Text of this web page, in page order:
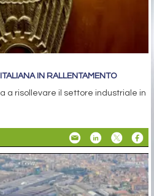
IN RALLENTAMENTO
a risollevare il settore industriale in